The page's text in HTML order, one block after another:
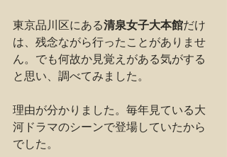
東京品川区にある清泉女子大本館だけ
は、残念ながら行ったことがありませ
ん。でも何故か見覚えがある気がする
と思い、調べてみました。
理由が分かりました。毎年見ている大
河ドラマのシーンで登場していたから
でした。